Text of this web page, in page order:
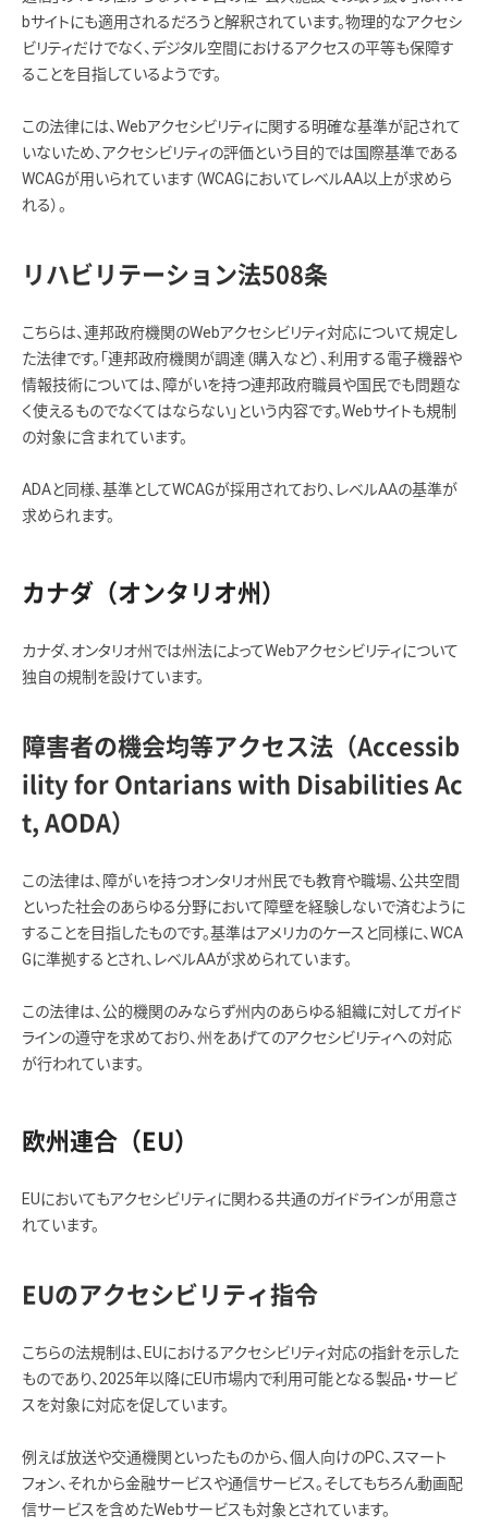
bサイトにも適用されるだろうと解釈されています。物理的なアクセシ
ビリティだけでなく、デジタル空間におけるアクセスの平等も保障す
ることを目指しているようです。
この法律には、Webアクセシビリティに関する明確な基準が記されて
いないため、アクセシビリティの評価という目的では国際基準である
WCAGが用いられています（WCAGにおいてレベルAA以上が求めら
れる）。
リハビリテーション法508条
こちらは、連邦政府機関のWebアクセシビリティ対応について規定し
た法律です。「連邦政府機関が調達（購入など）、利用する電子機器や
情報技術については、障がいを持つ連邦政府職員や国民でも問題な
く使えるものでなくてはならない」という内容です。Webサイトも規制
の対象に含まれています。
ADAと同様、基準としてWCAGが採用されており、レベルAAの基準が
求められます。
カナダ（オンタリオ州）
カナダ、オンタリオ州では州法によってWebアクセシビリティについて
独自の規制を設けています。
障害者の機会均等アクセス法（Accessib
ility for Ontarians with Disabilities Ac
t, AODA）
この法律は、障がいを持つオンタリオ州民でも教育や職場、公共空間
といった社会のあらゆる分野において障壁を経験しないで済むように
することを目指したものです。基準はアメリカのケースと同様に、WCA
Gに準拠するとされ、レベルAAが求められています。
この法律は、公的機関のみならず州内のあらゆる組織に対してガイド
ラインの遵守を求めており、州をあげてのアクセシビリティへの対応
が行われています。
欧州連合（EU）
EUにおいてもアクセシビリティに関わる共通のガイドラインが用意さ
れています。
EUのアクセシビリティ指令
こちらの法規制は、EUにおけるアクセシビリティ対応の指針を示した
ものであり、2025年以降にEU市場内で利用可能となる製品・サービ
スを対象に対応を促しています。
例えば放送や交通機関といったものから、個人向けのPC、スマート
フォン、それから金融サービスや通信サービス。そしてもちろん動画配
信サービスを含めたWebサービスも対象とされています。